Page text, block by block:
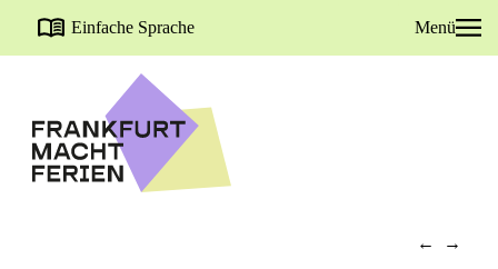
Einfache Sprache Menü
← →